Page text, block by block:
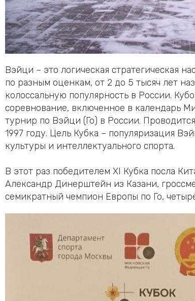
Вэйци – это логическая стратегическая
по разным оценкам, от 2 до 5 тысяч лет
колоссальную популярность в России.
соревнование, включенное в календарь
турнир по Вэйци (Го) в России.
1997 году. Цель Кубка – популяризация
культуры и интеллектуального спорта.
В этот раз победителем XI Кубка посла
Александр Динерштейн из Казани,
семикратный чемпион Европы по Го,